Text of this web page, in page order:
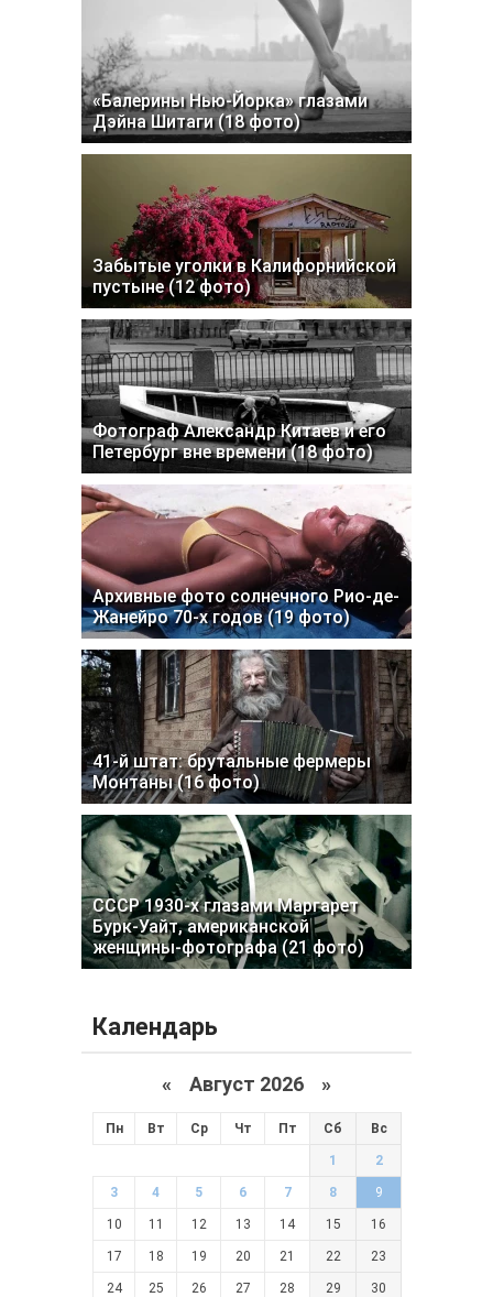
«Балерины Нью-Йорка» глазами
Дэйна Шитаги (18 фото)
Забытые уголки в Калифорнийской
пустыне (12 фото)
Фотограф Александр Китаев и его
Петербург вне времени (18 фото)
Архивные фото солнечного Рио-де-
Жанейро 70-х годов (19 фото)
41-й штат: брутальные фермеры
Монтаны (16 фото)
СССР 1930-х глазами Маргарет
Бурк-Уайт, американской
женщины-фотографа (21 фото)
Календарь
« Август 2026 »
Пн Вт Ср Чт Пт Сб Вс
1 2
3 4 5 6 7 8 9
10 11 12 13 14 15 16
17 18 19 20 21 22 23
24 25 26 27 28 29 30